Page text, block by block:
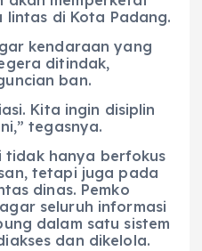
di Kota Padang.
kendaraan yang
ditindak,
ban.
Kita ingin disiplin
tegasnya.
tidak hanya berfokus
tetapi juga pada
dinas. Pemko
seluruh informasi
dalam satu sistem
dan dikelola.